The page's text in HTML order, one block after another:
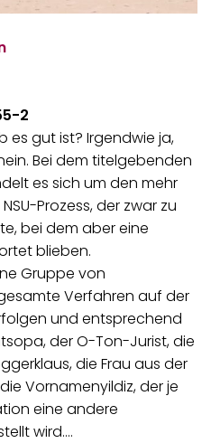
2
es gut ist? Irgendwie ja,
Bei dem titelgebenden
es sich um den mehr
Prozess, der zwar zu
bei dem aber eine
blieben.
Gruppe von
Verfahren auf der
und entsprechend
der O-Ton-Jurist, die
die Frau aus der
Vornamenyildiz, der je
eine andere
wird.…